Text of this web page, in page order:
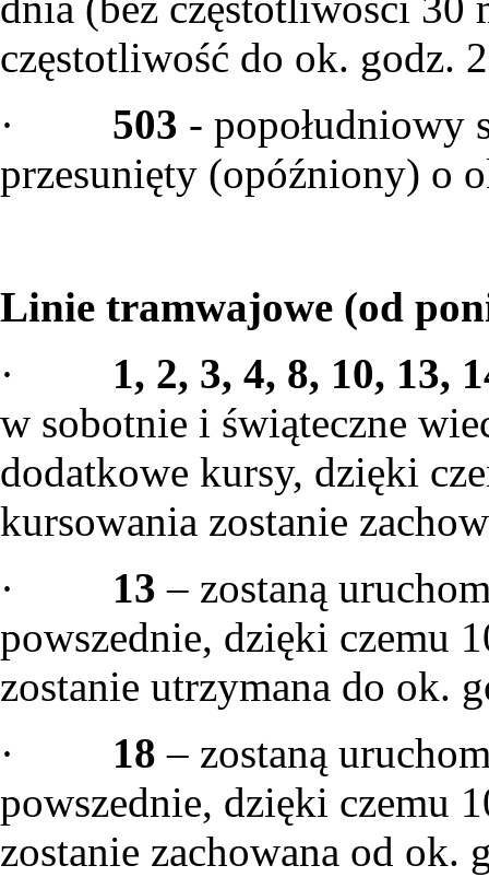
częstotliwość do ok. godz.
· 503 - popołudniowy
przesunięty (opóźniony) o
Linie tramwajowe (od
·
1, 2, 3, 4, 8, 10, 13,
w sobotnie i świąteczne
dodatkowe kursy, dzięki
kursowania zostanie
·
13 – zostaną
powszednie, dzięki czemu
zostanie utrzymana do ok.
· 18 – zostaną
powszednie, dzięki czemu
zostanie zachowana od ok.